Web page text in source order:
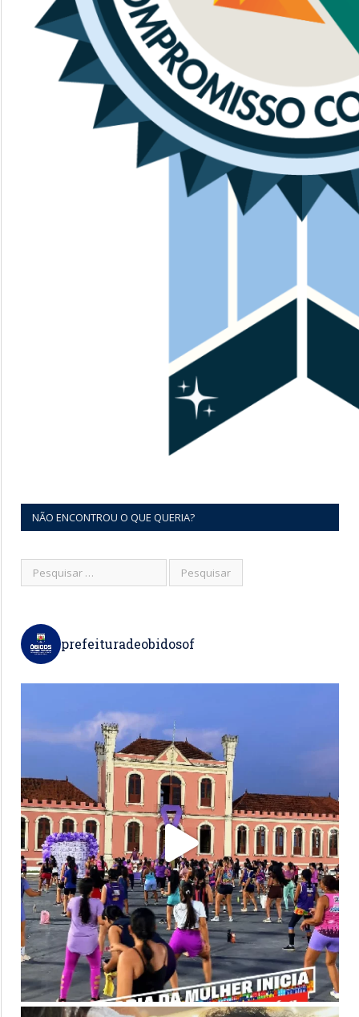
NÃO ENCONTROU O QUE QUERIA?
prefeituradeobidosof